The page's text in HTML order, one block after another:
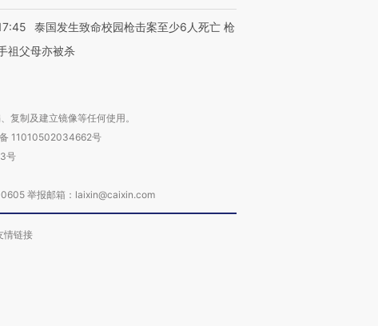
泰国发生致命校园枪击案至少6人死亡 枪
祖父母亦被杀
复制及建立镜像等任何使用。
11010502034662号
号
举报邮箱：laixin@caixin.com
情链接